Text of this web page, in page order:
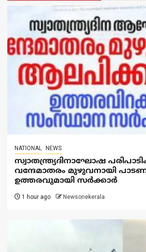
NATIONAL NEWS
സ്വാതന്ത്ര്യദിനാഘോഷ
വന്ദേമാതരം മുഴുവനായി
ഉത്തരവുമായി സർക്കാർ
1 hour ago Newsonekerala